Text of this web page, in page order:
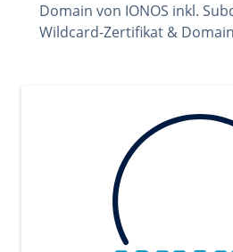
Domain von IONOS inkl.
Wildcard-Zertifikat &